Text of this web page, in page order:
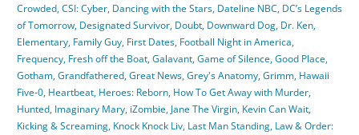
Crowded,CSI: Cyber, Dancing with the Stars, Dateline NBC, DC’s Legends
of Tomorrow, Designated Survivor, Doubt, Downward Dog, Dr. Ken,
Elementary, Family Guy, First Dates, Football Night in America,
Frequency, Fresh off the Boat,Galavant,Game of Silence,Good Place,
Gotham,Grandfathered,Great News,Grey's Anatomy,Grimm, Hawaii
Five-0, Heartbeat, Heroes: Reborn, How To Get Away with Murder,
Hunted, Imaginary Mary, iZombie,Jane The Virgin, Kevin Can Wait,
Kicking & Screaming, Knock Knock Liv, Last Man Standing, Law & Order: